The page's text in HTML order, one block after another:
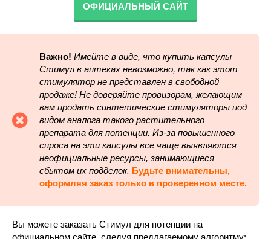
ОФИЦИАЛЬНЫЙ САЙТ
Важно! Имейте в виде, что купить капсулы
Стимул в аптеках невозможно, так как этот
стимулятор не представлен в свободной
продаже! Не доверяйте провизорам, желающим
вам продать синтетические стимуляторы под
видом аналога такого растительного
препарата для потенции. Из-за повышенного
спроса на эти капсулы все чаще выявляются
неофициальные ресурсы, занимающиеся
сбытом их подделок. Будьте внимательны,
оформляя заказ только в проверенном месте.
Вы можете заказать Стимул для потенции на
официальном сайте, следуя предлагаемому алгоритму: